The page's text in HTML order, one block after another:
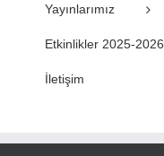
Yayınlarımız
Etkinlikler 2025-2026
İletişim